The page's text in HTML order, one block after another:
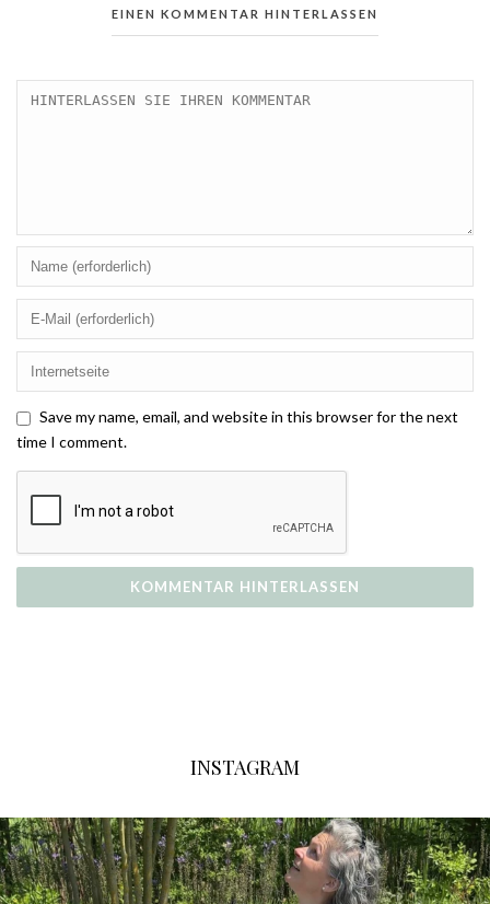
EINEN KOMMENTAR HINTERLASSEN
Save my name, email, and website in this browser for the next
time I comment.
INSTAGRAM